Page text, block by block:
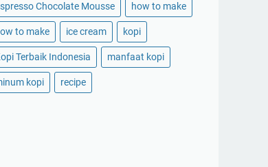
Chocolate Mousse how to make
to make ice cream kopi
Terbaik Indonesia manfaat kopi
kopi recipe